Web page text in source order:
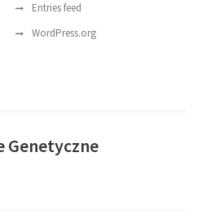
Entries feed
WordPress.org
Genetyczne